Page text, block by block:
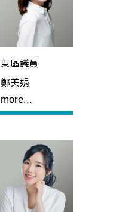
東區議員
鄭美娟
more...